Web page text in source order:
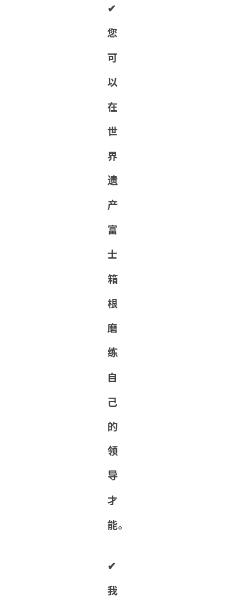
✔︎
您
可
以
在
世
界
遗
产
富
士
箱
根
磨
练
自
己
的
领
导
才
能。
✔︎
我